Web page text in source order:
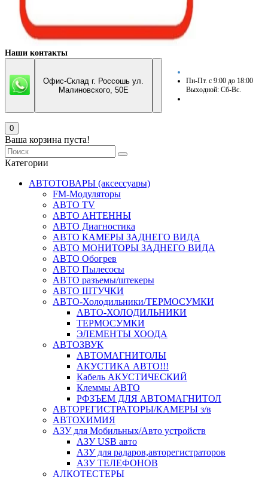
Наши контакты
Офис-Склад г. Россошь ул.
Малиновского, 50Е
Пн-Пт. с 9:00 до 18:00
Выходной: Сб-Вс.
0
Ваша корзина пуста!
Категории
АВТОТОВАРЫ (аксессуары)
FM-Модуляторы
АВТО TV
АВТО АНТЕННЫ
АВТО Диагностика
АВТО КАМЕРЫ ЗАДНЕГО ВИДА
АВТО МОНИТОРЫ ЗАДНЕГО ВИДА
АВТО Обогрев
АВТО Пылесосы
АВТО разъемы/штекеры
АВТО ШТУЧКИ
АВТО-Холодильники/ТЕРМОСУМКИ
АВТО-ХОЛОДИЛЬНИКИ
ТЕРМОСУМКИ
ЭЛЕМЕНТЫ ХООДА
АВТОЗВУК
АВТОМАГНИТОЛЫ
АКУСТИКА АВТО!!!
Кабель АКУСТИЧЕСКИЙ
Клеммы АВТО
РФЗЪЕМ ДЛЯ АВТОМАГНИТОЛ
АВТОРЕГИСТРАТОРЫ/КАМЕРЫ з/в
АВТОХИМИЯ
АЗУ для Мобильных/Авто устройств
АЗУ USB авто
АЗУ для радаров,авторегистраторов
АЗУ ТЕЛЕФОНОВ
АЛКОТЕСТЕРЫ